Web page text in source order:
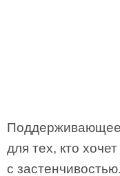
Поддерживающее
для тех, кто
с